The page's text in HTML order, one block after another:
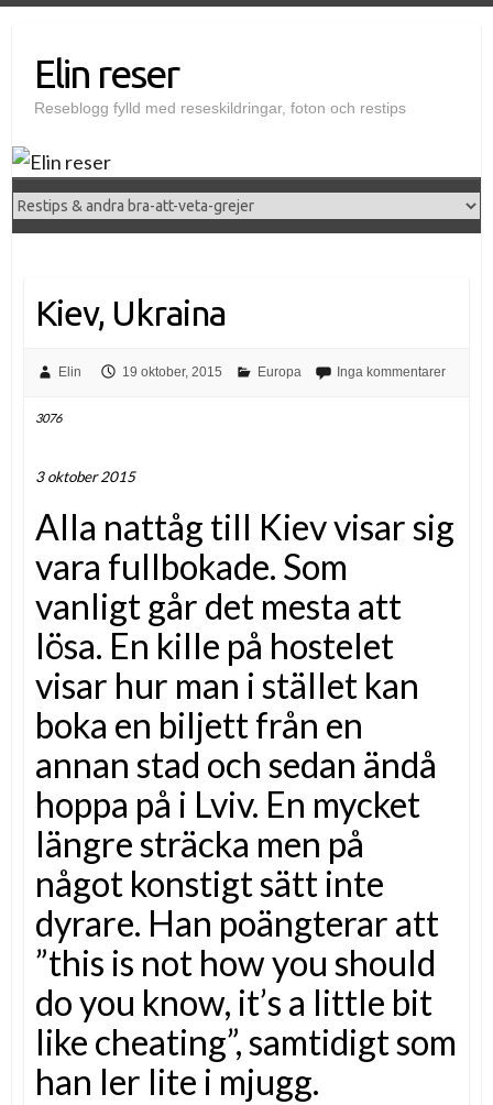
Elin reser
Reseblogg fylld med reseskildringar, foton och restips
Kiev, Ukraina
Elin 19 oktober, 2015 Europa Inga kommentarer
3076
3 oktober 2015
Alla nattåg till Kiev visar sig
vara fullbokade. Som
vanligt går det mesta att
lösa. En kille på hostelet
visar hur man i stället kan
boka en biljett från en
annan stad och sedan ändå
hoppa på i Lviv. En mycket
längre sträcka men på
något konstigt sätt inte
dyrare. Han poängterar att
”this is not how you should
do you know, it’s a little bit
like cheating”, samtidigt som
han ler lite i mjugg.